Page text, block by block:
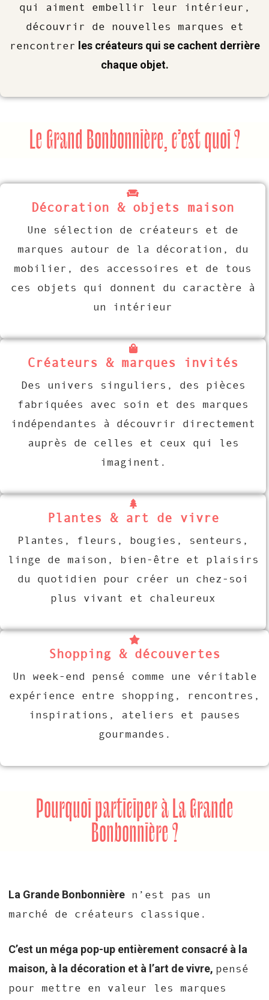
qui aiment embellir leur intérieur,
découvrir de nouvelles marques et
rencontrer les créateurs qui se cachent derrière
chaque objet.
Le Grand Bonbonnière, c’est quoi ?
Décoration & objets maison
Une sélection de créateurs et de
marques autour de la décoration, du
mobilier, des accessoires et de tous
ces objets qui donnent du caractère à
un intérieur
Créateurs & marques invités
Des univers singuliers, des pièces
fabriquées avec soin et des marques
indépendantes à découvrir directement
auprès de celles et ceux qui les
imaginent.
Plantes & art de vivre
Plantes, fleurs, bougies, senteurs,
linge de maison, bien-être et plaisirs
du quotidien pour créer un chez-soi
plus vivant et chaleureux
Shopping & découvertes
Un week-end pensé comme une véritable
expérience entre shopping, rencontres,
inspirations, ateliers et pauses
gourmandes.
Pourquoi participer à La Grande
Bonbonnière ?
La Grande Bonbonnière n’est pas un
marché de créateurs classique.
C’est un méga pop-up entièrement consacré à la
maison, à la décoration et à l’art de vivre, pensé
pour mettre en valeur les marques